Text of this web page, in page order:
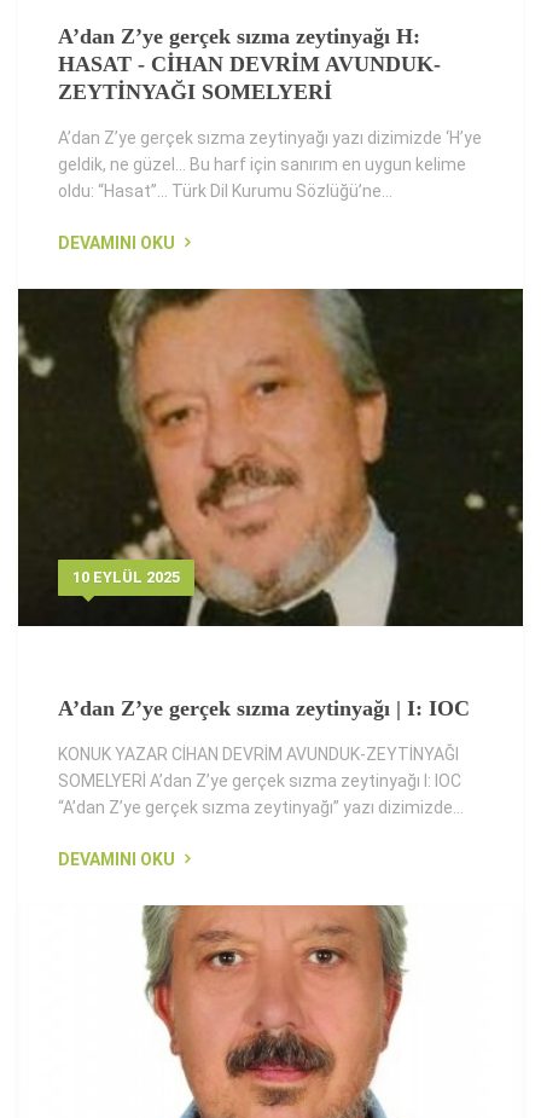
A’dan Z’ye gerçek sızma zeytinyağı H:
HASAT - CİHAN DEVRİM AVUNDUK-
ZEYTİNYAĞI SOMELYERİ
A’dan Z’ye gerçek sızma zeytinyağı yazı dizimizde ‘H’ye
geldik, ne güzel... Bu harf için sanırım en uygun kelime
oldu: “Hasat”... Türk Dil Kurumu Sözlüğü’ne...
DEVAMINI OKU
10 EYLÜL 2025
A’dan Z’ye gerçek sızma zeytinyağı | I: IOC
KONUK YAZAR CİHAN DEVRİM AVUNDUK-ZEYTİNYAĞI
SOMELYERİ A’dan Z’ye gerçek sızma zeytinyağı I: IOC
“A’dan Z’ye gerçek sızma zeytinyağı” yazı dizimizde...
DEVAMINI OKU